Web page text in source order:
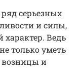
серьезных
и силы,
Ведь
только уметь
возницы и